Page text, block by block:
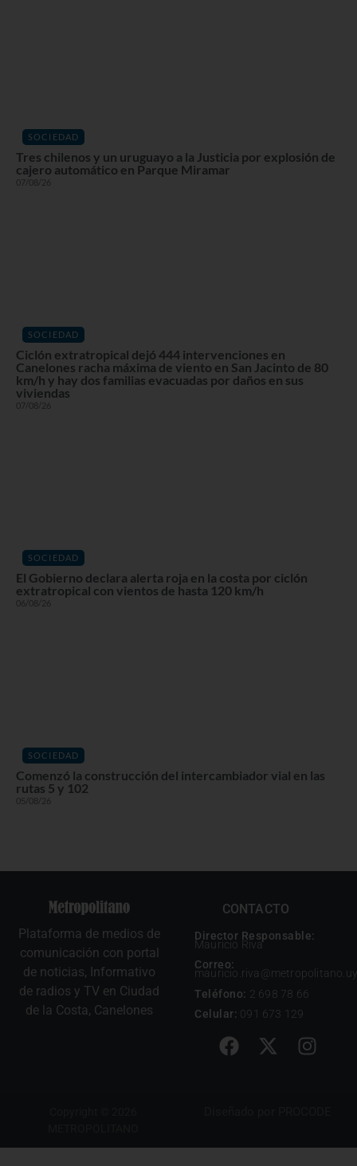
SOCIEDAD
Tres chilenos y un uruguayo a la Justicia por explosión de
cajero automático en Parque Miramar
07/08/26
SOCIEDAD
Ciclón extratropical dejó 444 intervenciones en
Canelones racha máxima de viento en San Jacinto de 80
km/h y hay dos familias evacuadas por daños en sus
viviendas
07/08/26
SOCIEDAD
El Gobierno declara alerta roja en la costa por ciclón
extratropical con vientos de hasta 120 km/h
06/08/26
SOCIEDAD
Comenzó la construcción del intercambiador vial en las
rutas 5 y 102
05/08/26
Plataforma de medios de
comunicación con portal
de noticias, Informativo
de radios y TV en Ciudad
de la Costa, Canelones
CONTACTO
Director Responsable:
Mauricio Riva
Correo:
mauricio.riva@metropolitano.uy
Teléfono: 2 698 78 66
Celular: 091 673 129